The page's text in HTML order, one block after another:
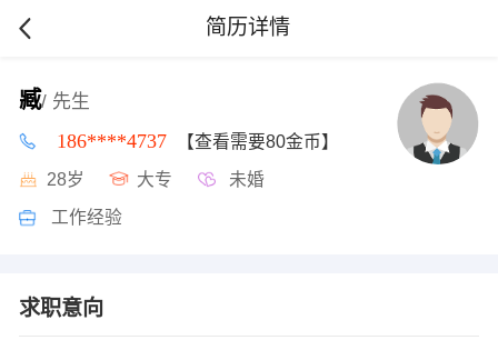
简历详情
臧/ 先生
186****4737 【查看需要80金币】
28岁 大专 未婚
工作经验
求职意向